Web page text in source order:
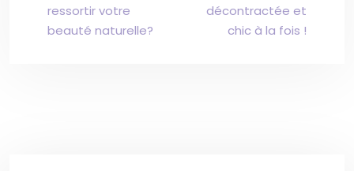
ressortir votre
beauté naturelle?
décontractée et
chic à la fois !